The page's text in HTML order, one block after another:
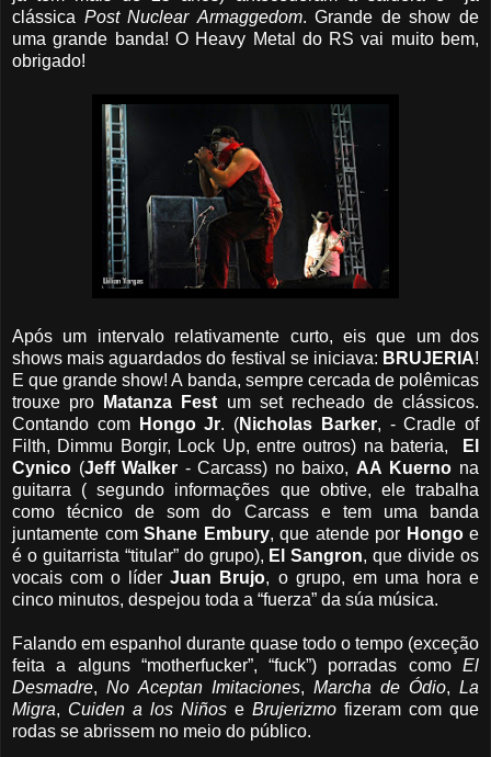
clássica Post Nuclear Armaggedom. Grande de show de
uma grande banda! O Heavy Metal do RS vai muito bem,
obrigado!
Após um intervalo relativamente curto, eis que um dos
shows mais aguardados do festival se iniciava: BRUJERIA!
E que grande show! A banda, sempre cercada de polêmicas
trouxe pro
Matanza Festum set recheado de clássicos.
Contando com
Hongo Jr. (Nicholas Barker, - Cradle of
Filth, Dimmu Borgir, Lock Up, entre outros) na bateria,
El
Cynico (Jeff Walker - Carcass) no baixo, AA Kuerno na
guitarra ( segundo informações que obtive, ele trabalha
como técnico de som do Carcass e tem uma banda
juntamente com Shane Embury, que atende por Hongoe
é o guitarrista “titular” do grupo), El Sangron, que divide os
vocais com o líderJuan Brujo, o grupo, em uma hora e
cinco minutos, despejou toda a “fuerza” da súa música.
Falando em espanhol durante quase todo o tempo (exceção
feita a alguns “motherfucker”, “fuck”) porradas como El
Desmadre, No Aceptan Imitaciones, Marcha de Ódio, La
Migra, Cuiden a los Niños e Brujerizmo fizeram com que
rodas se abrissem no meio do público.